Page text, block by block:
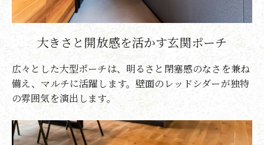
大きさと開放感を活かす玄関ポーチ
広々とした大型ポーチは、明るさと閉塞感のなさを兼ね
備え、マルチに活躍します。壁面のレッドシダーが独特
の雰囲気を演出します。